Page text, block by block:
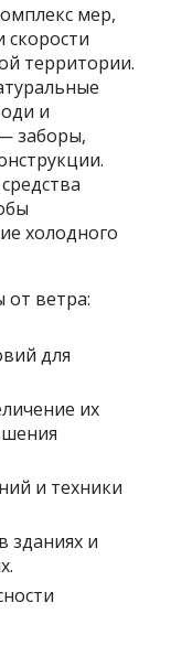
мер,
скорости
территории.
и
заборы,
холодного
ветра:
для
их
и техники
зданиях и